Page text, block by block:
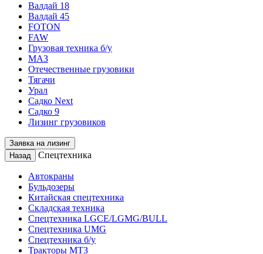
Валдай 18
Валдай 45
FOTON
FAW
Грузовая техника б/у
МАЗ
Отечественные грузовики
Тягачи
Урал
Садко Next
Садко 9
Лизинг грузовиков
Заявка на лизинг
Назад
Спецтехника
Автокраны
Бульдозеры
Китайская спецтехника
Складская техника
Спецтехника LGCE/LGMG/BULL
Спецтехника UMG
Спецтехника б/у
Тракторы МТЗ